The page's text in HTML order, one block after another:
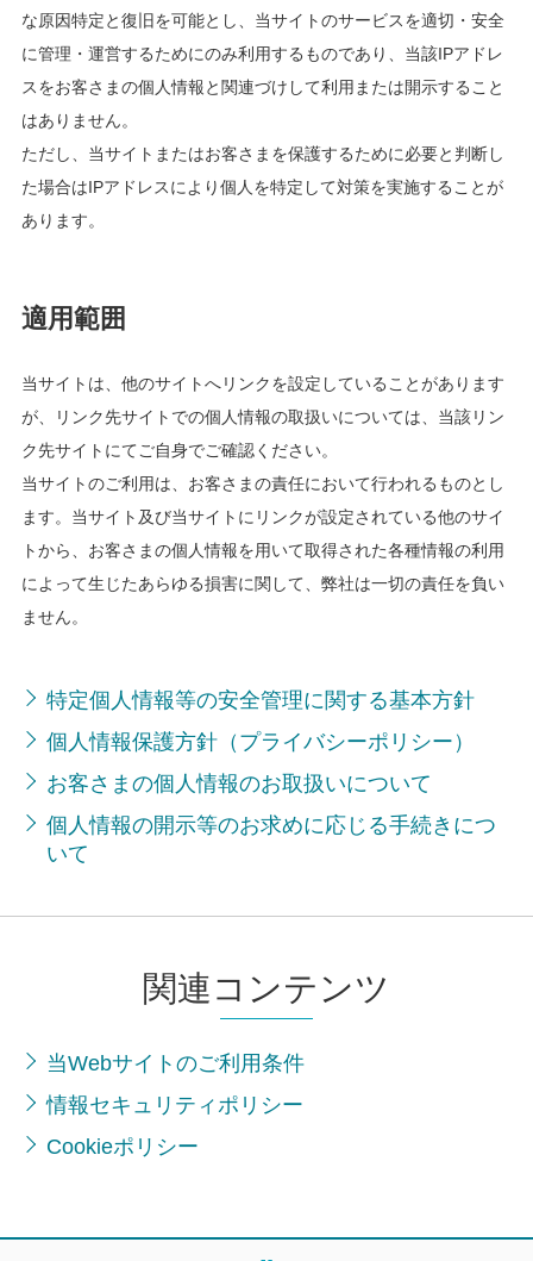
な原因特定と復旧を可能とし、当サイトのサービスを適切・安全
に管理・運営するためにのみ利用するものであり、当該IPアドレ
スをお客さまの個人情報と関連づけして利用または開示すること
はありません。
ただし、当サイトまたはお客さまを保護するために必要と判断し
た場合はIPアドレスにより個人を特定して対策を実施することが
あります。
適用範囲
当サイトは、他のサイトへリンクを設定していることがあります
が、リンク先サイトでの個人情報の取扱いについては、当該リン
ク先サイトにてご自身でご確認ください。
当サイトのご利用は、お客さまの責任において行われるものとし
ます。当サイト及び当サイトにリンクが設定されている他のサイ
トから、お客さまの個人情報を用いて取得された各種情報の利用
によって生じたあらゆる損害に関して、弊社は一切の責任を負い
ません。
特定個人情報等の安全管理に関する基本方針
個人情報保護方針（プライバシーポリシー）
お客さまの個人情報のお取扱いについて
個人情報の開示等のお求めに応じる手続きにつ
いて
関連コンテンツ
当Webサイトのご利用条件
情報セキュリティポリシー
Cookieポリシー